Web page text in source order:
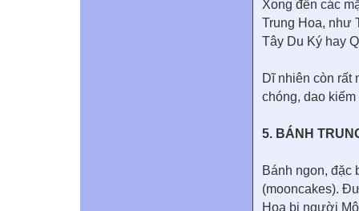
Xong đến các
Trung Hoa, như
Tây Du Ký hay
Dĩ nhiên còn rất
chóng, dao
5. BÁNH
Bánh ngon, đặc
(mooncakes).
Hoa bị người